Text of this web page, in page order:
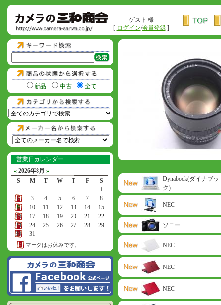
ゲスト 様
[ ログイン/会員登録]
新品 中古 全て
営業日カレンダー
« 2026年8月 »
S
M T W T F
S
1
2
3 4 5 6 7
8
9
10 11 12 13 14
15
16
17 18 19 20 21
22
23
24 25 26 27 28
29
30
31
マークはお休みです。
Dynabook(ダイナブッ
ク)
NEC
ソニー
NEC
NEC
NEC